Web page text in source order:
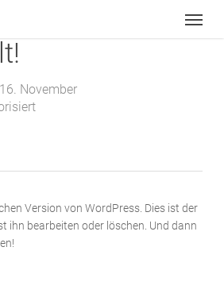
16. November
Version von WordPress. Dies ist der
ihn bearbeiten oder löschen. Und dann